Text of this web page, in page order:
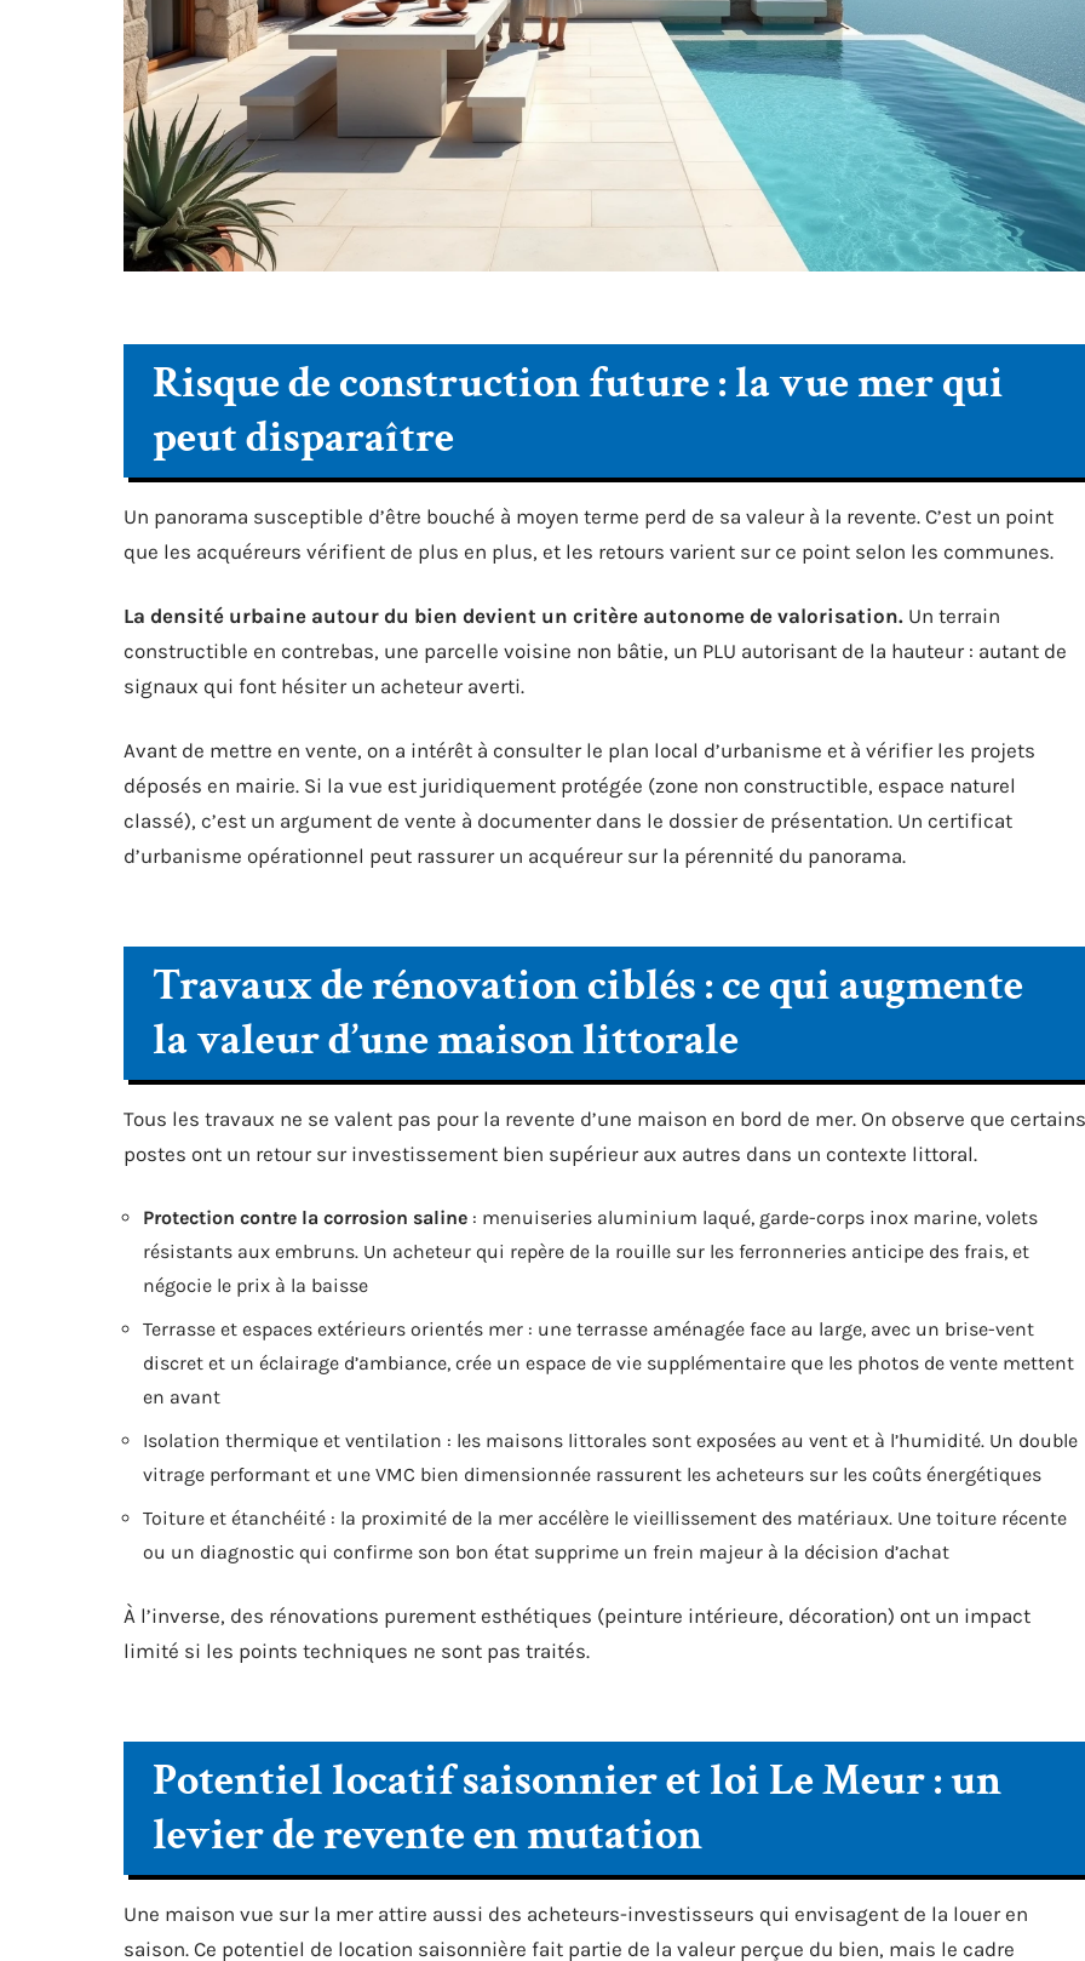
Risque de construction future : la vue mer qui
peut disparaître
Un panorama susceptible d’être bouché à moyen terme perd de sa valeur à la revente. C’est un point
que les acquéreurs vérifient de plus en plus, et les retours varient sur ce point selon les communes.
La densité urbaine autour du bien devient un critère autonome de valorisation. Un terrain
constructible en contrebas, une parcelle voisine non bâtie, un PLU autorisant de la hauteur : autant de
signaux qui font hésiter un acheteur averti.
Avant de mettre en vente, on a intérêt à consulter le plan local d’urbanisme et à vérifier les projets
déposés en mairie. Si la vue est juridiquement protégée (zone non constructible, espace naturel
classé), c’est un argument de vente à documenter dans le dossier de présentation. Un certificat
d’urbanisme opérationnel peut rassurer un acquéreur sur la pérennité du panorama.
Travaux de rénovation ciblés : ce qui augmente
la valeur d’une maison littorale
Tous les travaux ne se valent pas pour la revente d’une maison en bord de mer. On observe que certains
postes ont un retour sur investissement bien supérieur aux autres dans un contexte littoral.
Protection contre la corrosion saline : menuiseries aluminium laqué, garde-corps inox marine, volets
résistants aux embruns. Un acheteur qui repère de la rouille sur les ferronneries anticipe des frais, et
négocie le prix à la baisse
Terrasse et espaces extérieurs orientés mer : une terrasse aménagée face au large, avec un brise-vent
discret et un éclairage d’ambiance, crée un espace de vie supplémentaire que les photos de vente mettent
en avant
Isolation thermique et ventilation : les maisons littorales sont exposées au vent et à l’humidité. Un double
vitrage performant et une VMC bien dimensionnée rassurent les acheteurs sur les coûts énergétiques
Toiture et étanchéité : la proximité de la mer accélère le vieillissement des matériaux. Une toiture récente
ou un diagnostic qui confirme son bon état supprime un frein majeur à la décision d’achat
À l’inverse, des rénovations purement esthétiques (peinture intérieure, décoration) ont un impact
limité si les points techniques ne sont pas traités.
Potentiel locatif saisonnier et loi Le Meur : un
levier de revente en mutation
Une maison vue sur la mer attire aussi des acheteurs-investisseurs qui envisagent de la louer en
saison. Ce potentiel de location saisonnière fait partie de la valeur perçue du bien, mais le cadre